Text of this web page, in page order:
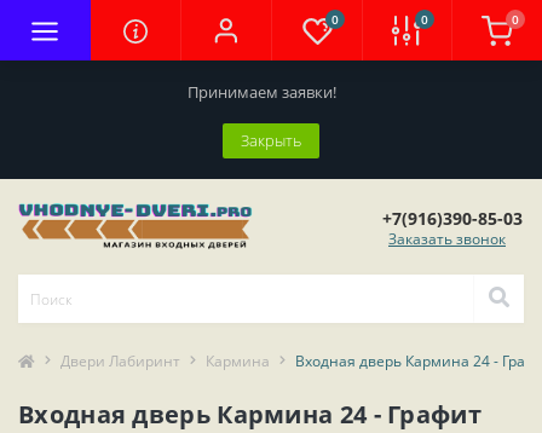
Принимаем заявки!
Закрыть
0 0 0
+7(916)390-85-03
Заказать звонок
Двери Лабиринт Кармина Входная дверь Кармина 24 -
Входная дверь Кармина 24 - Графит